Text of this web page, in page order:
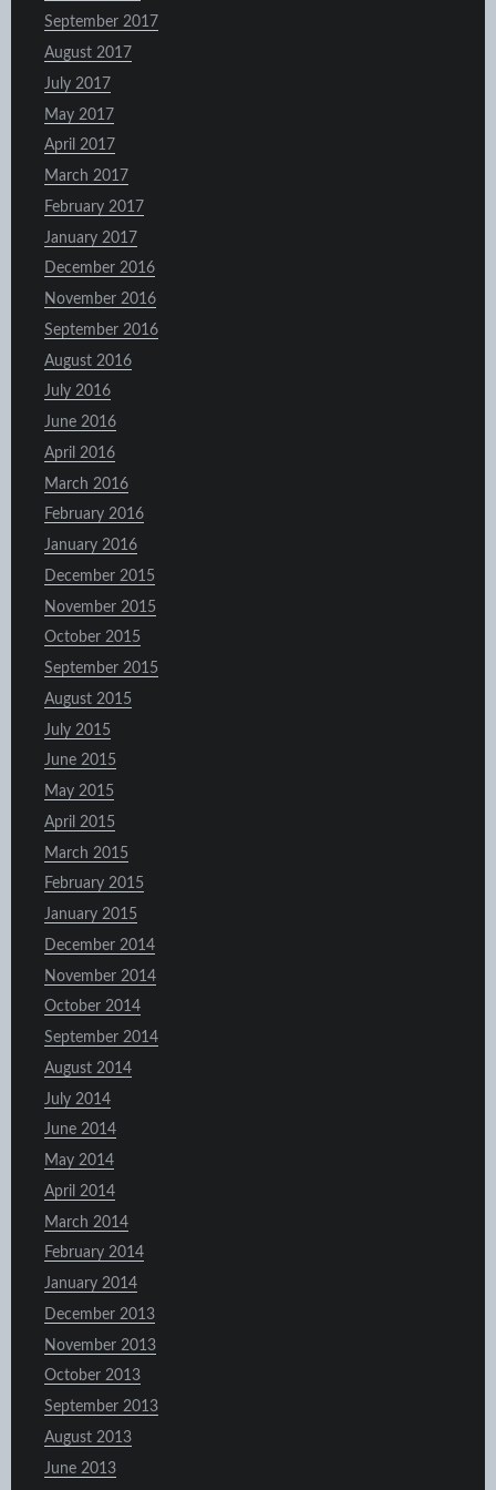
September 2017
August 2017
July 2017
May 2017
April 2017
March 2017
February 2017
January 2017
December 2016
November 2016
September 2016
August 2016
July 2016
June 2016
April 2016
March 2016
February 2016
January 2016
December 2015
November 2015
October 2015
September 2015
August 2015
July 2015
June 2015
May 2015
April 2015
March 2015
February 2015
January 2015
December 2014
November 2014
October 2014
September 2014
August 2014
July 2014
June 2014
May 2014
April 2014
March 2014
February 2014
January 2014
December 2013
November 2013
October 2013
September 2013
August 2013
June 2013